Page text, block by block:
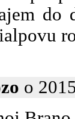
do
o